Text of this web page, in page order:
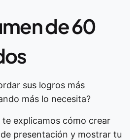
de 60
sus logros más
más lo necesita?
explicamos cómo crear
presentación y mostrar tu